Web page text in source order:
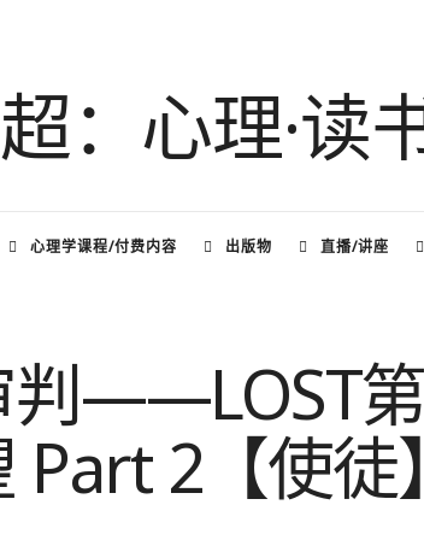
心理学课程/付费内容 出版物 直播/讲座
判——LOST
2【使徒】